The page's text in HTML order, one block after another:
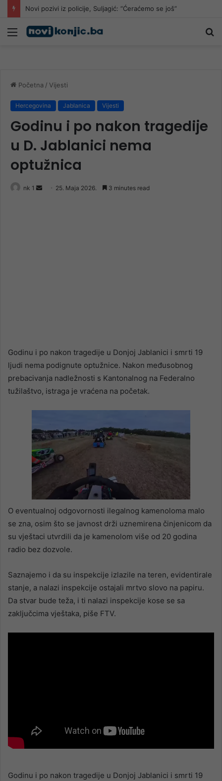
Novi pozivi iz policije, Suljagić: “Ćeraćemo se još”
Meni
Početna / Vijesti
Hercegovina Jablanica Vijesti
Godinu i po nakon tragedije
u D. Jablanici nema
optužnica
nk 1
Send 25. Maja 2026. 3 minutes read
Godinu i po nakon tragedije u Donjoj Jablanici i smrti 19
ljudi nema podignute optužnice. Nakon međusobnog
prebacivanja nadležnosti s Kantonalnog na Federalno
tužilaštvo, istraga je vraćena na početak.
O eventualnoj odgovornosti ilegalnog kamenoloma malo
se zna, osim što se javnost drži uznemirena činjenicom da
su vještaci utvrdili da je kamenolom više od 20 godina
radio bez dozvole.
Saznajemo i da su inspekcije izlazile na teren, evidentirale
stanje, a nalazi inspekcije ostajali mrtvo slovo na papiru.
Da stvar bude teža, i ti nalazi inspekcije kose se sa
zaključcima vještaka, piše FTV.
Godinu i po nakon tragedije u Donjoj Jablanici i smrti 19